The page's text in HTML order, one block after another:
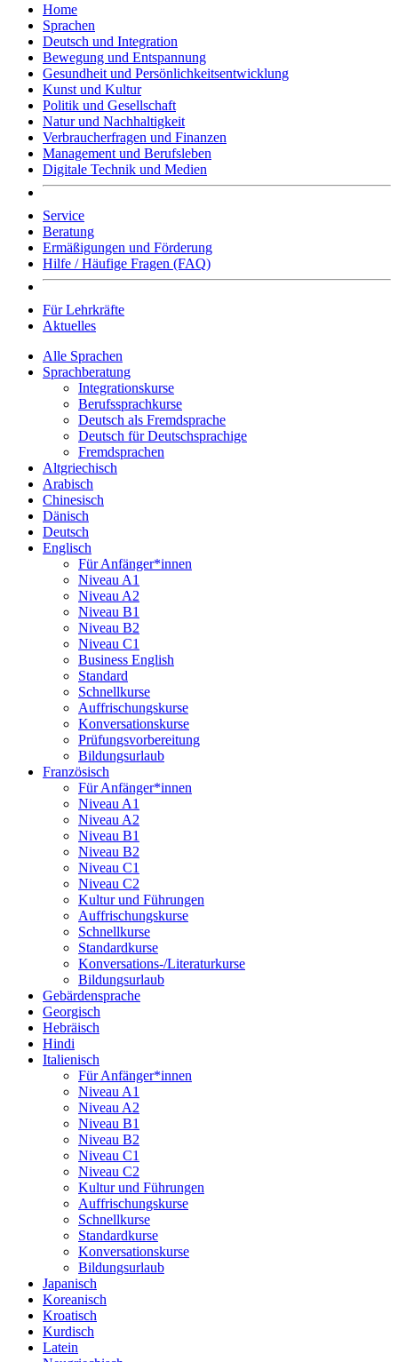
Home
Sprachen
Deutsch und Integration
Bewegung und Entspannung
Gesundheit und Persönlichkeitsentwicklung
Kunst und Kultur
Politik und Gesellschaft
Natur und Nachhaltigkeit
Verbraucherfragen und Finanzen
Management und Berufsleben
Digitale Technik und Medien
Service
Beratung
Ermäßigungen und Förderung
Hilfe / Häufige Fragen (FAQ)
Für Lehrkräfte
Aktuelles
Alle Sprachen
Sprachberatung
Integrationskurse
Berufssprachkurse
Deutsch als Fremdsprache
Deutsch für Deutschsprachige
Fremdsprachen
Altgriechisch
Arabisch
Chinesisch
Dänisch
Deutsch
Englisch
Für Anfänger*innen
Niveau A1
Niveau A2
Niveau B1
Niveau B2
Niveau C1
Business English
Standard
Schnellkurse
Auffrischungskurse
Konversationskurse
Prüfungsvorbereitung
Bildungsurlaub
Französisch
Für Anfänger*innen
Niveau A1
Niveau A2
Niveau B1
Niveau B2
Niveau C1
Niveau C2
Kultur und Führungen
Auffrischungskurse
Schnellkurse
Standardkurse
Konversations-/Literaturkurse
Bildungsurlaub
Gebärdensprache
Georgisch
Hebräisch
Hindi
Italienisch
Für Anfänger*innen
Niveau A1
Niveau A2
Niveau B1
Niveau B2
Niveau C1
Niveau C2
Kultur und Führungen
Auffrischungskurse
Schnellkurse
Standardkurse
Konversationskurse
Bildungsurlaub
Japanisch
Koreanisch
Kroatisch
Kurdisch
Latein